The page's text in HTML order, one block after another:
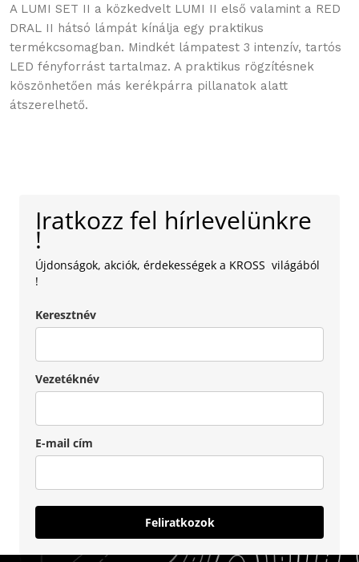
A LUMI SET II a közkedvelt LUMI II első valamint a RED
DRAL II hátsó lámpát kínálja egy praktikus
termékcsomagban. Mindkét lámpatest 3 intenzív, tartós
LED fényforrást tartalmaz. A praktikus rögzítésnek
köszönhetően más kerékpárra pillanatok alatt
átszerelhető.
Iratkozz fel hírlevelünkre
!
Újdonságok, akciók, érdekességek a KROSS világából
!
Keresztnév
Vezetéknév
E-mail cím
Feliratkozok